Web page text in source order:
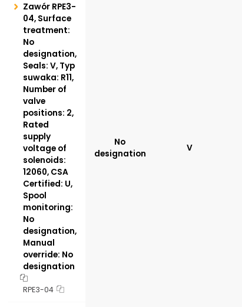
Zawór RPE3-
04, Surface
treatment:
No
designation,
Seals: V, Typ
suwaka: R11,
Number of
valve
positions: 2,
Rated
supply
voltage of
solenoids:
12060, CSA
Certified: U,
Spool
monitoring:
No
designation,
Manual
override: No
designation
RPE3-04
No
designation
V